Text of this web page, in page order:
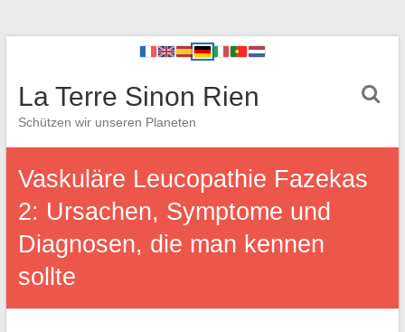
La Terre Sinon Rien
Schützen wir unseren Planeten
Vaskuläre Leucopathie Fazekas
2: Ursachen, Symptome und
Diagnosen, die man kennen
sollte